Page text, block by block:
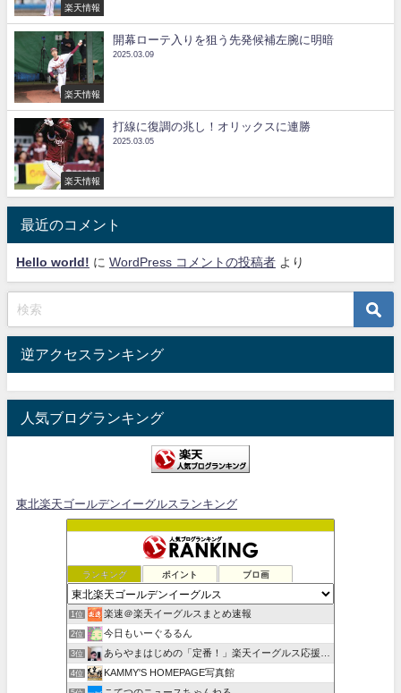
楽天情報
楽天情報
開幕ローテ入りを狙う先発候補左腕に明暗
2025.03.09
楽天情報
打線に復調の兆し！オリックスに連勝
2025.03.05
最近のコメント
Hello world! に WordPress コメントの投稿者 より
逆アクセスランキング
人気ブログランキング
東北楽天ゴールデンイーグルスランキング
ランキング ポイント ブロ画
1位 楽速＠楽天イーグルスまとめ速報
2位 今日もいーぐるるん
3位 あらやまはじめの「定番！」楽天イーグルス応援ブログ
4位 KAMMY'S HOMEPAGE写真館